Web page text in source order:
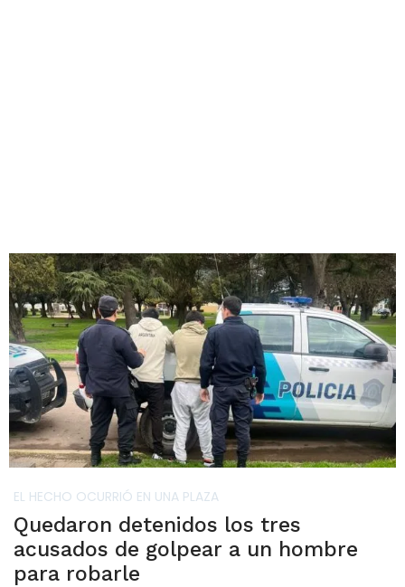
EL HECHO OCURRIÓ EN UNA PLAZA
Quedaron detenidos los tres
acusados de golpear a un hombre
para robarle